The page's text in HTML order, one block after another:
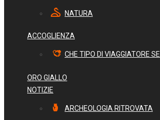
NATURA
ACCOGLIENZA
CHE TIPO DI VIAGGIATORE SEI
ORO GIALLO
NOTIZIE
ARCHEOLOGIA RITROVATA